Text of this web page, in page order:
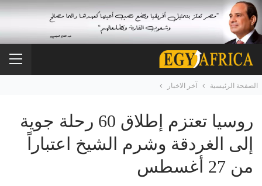
الصفحة الرئيسية آخر الاخبار
روسيا تعتزم إطلاق 60 رحلة جوية
إلى الغردقة وشرم الشيخ اعتباراً
من 27 أغسطس